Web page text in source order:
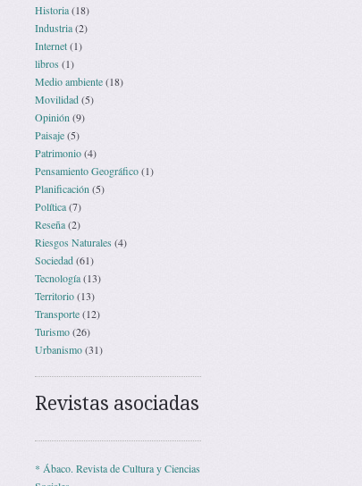
Historia(18)
Industria(2)
Internet(1)
libros(1)
Medio ambiente(18)
Movilidad(5)
Opinión (9)
Paisaje(5)
Patrimonio(4)
Pensamiento Geográfico(1)
Planificación (5)
Política(7)
Reseña(2)
Riesgos Naturales (4)
Sociedad(61)
Tecnología(13)
Territorio(13)
Transporte(12)
Turismo(26)
Urbanismo(31)
Revistas asociadas
* Ábaco. Revista de Cultura y Ciencias